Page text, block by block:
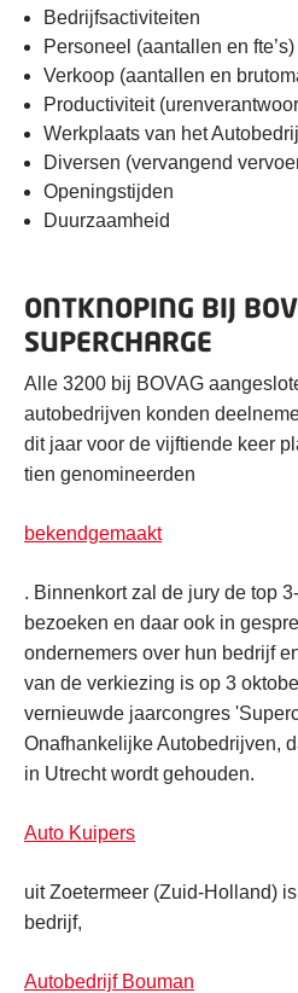
Bedrijfsactiviteiten
Personeel (aantallen en fte’s)
Verkoop (aantallen en
Productiviteit
Werkplaats van het
Diversen (vervangend
Openingstijden
Duurzaamheid
ONTKNOPING BIJ
SUPERCHARGE
Alle 3200 bij BOVAG
autobedrijven konden
dit jaar voor de vijftiende keer
tien genomineerden
bekendgemaakt
. Binnenkort zal de jury de top
bezoeken en daar ook in
ondernemers over hun bedrijf
van de verkiezing is op 3
vernieuwde jaarcongres
Onafhankelijke Autobedrijven,
in Utrecht wordt gehouden.
Auto Kuipers
uit Zoetermeer (Zuid-Holland)
bedrijf,
Autobedrijf Bouman